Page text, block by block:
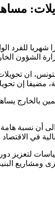
دينار، وفق ما
دور